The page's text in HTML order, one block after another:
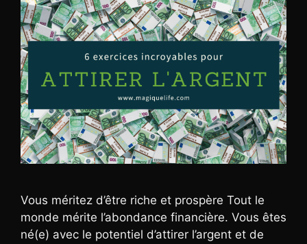
Vous méritez d’être riche et prospère Tout le
monde mérite l’abondance financière. Vous êtes
né(e) avec le potentiel d’attirer l’argent et de